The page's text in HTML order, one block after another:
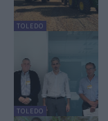
TOLEDO
TOLEDO